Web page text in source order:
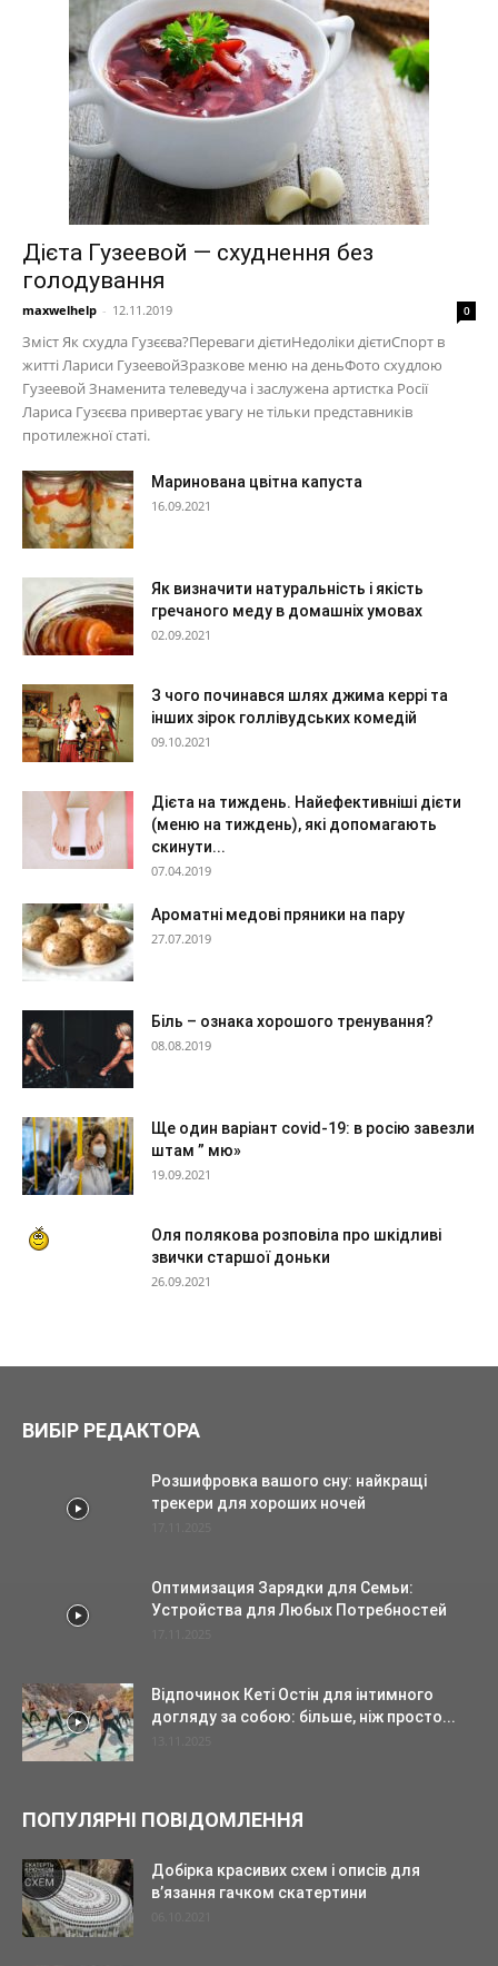
Дієта Гузеевой — схуднення без
голодування
maxwelhelp - 12.11.2019 0
Зміст Як схудла Гузєєва?Переваги дієтиНедоліки дієтиСпорт в
житті Лариси ГузеевойЗразкове меню на деньФото схудлою
Гузеевой Знаменита телеведуча і заслужена артистка Росії
Лариса Гузєєва привертає увагу не тільки представників
протилежної статі.
Маринована цвітна капуста
16.09.2021
Як визначити натуральність і якість
гречаного меду в домашніх умовах
02.09.2021
З чого починався шлях джима керрі та
інших зірок голлівудських комедій
09.10.2021
Дієта на тиждень. Найефективніші дієти
(меню на тиждень), які допомагають
скинути...
07.04.2019
Ароматні медові пряники на пару
27.07.2019
Біль – ознака хорошого тренування?
08.08.2019
Ще один варіант covid-19: в росію завезли
штам ” мю»
19.09.2021
Оля полякова розповіла про шкідливі
звички старшої доньки
26.09.2021
ВИБІР РЕДАКТОРА
Розшифровка вашого сну: найкращі
трекери для хороших ночей
Оптимизация Зарядки для Семьи:
Устройства для Любых Потребностей
Відпочинок Кеті Остін для інтимного
догляду за собою: більше, ніж просто...
ПОПУЛЯРНІ ПОВІДОМЛЕННЯ
Добірка красивих схем і описів для
в’язання гачком скатертини